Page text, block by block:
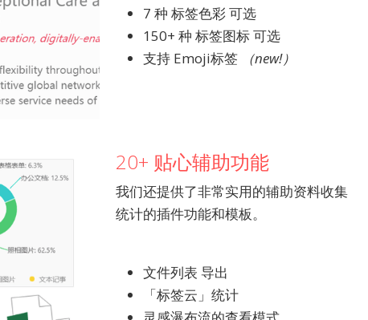
7 种 标签色彩 可选
150+ 种 标签图标 可选
支持 Emoji标签
（new!）
20+ 贴心辅助功能
我们还提供了非常实用的辅助资料收集
统计的插件功能和模板。
文件列表 导出
「标签云」统计